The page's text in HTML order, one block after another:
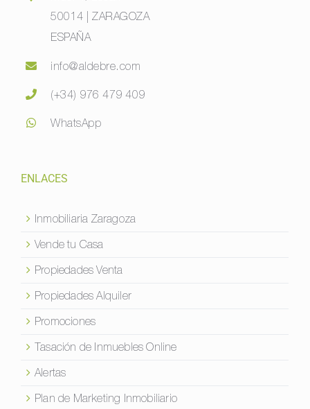
50014 | ZARAGOZA
ESPAÑA
info@aldebre.com
(+34) 976 479 409
WhatsApp
ENLACES
Inmobiliaria Zaragoza
Vende tu Casa
Propiedades Venta
Propiedades Alquiler
Promociones
Tasación de Inmuebles Online
Alertas
Plan de Marketing Inmobiliario